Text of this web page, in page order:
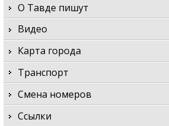
О Тавде пишут
Видео
Карта города
Транспорт
Смена номеров
Ссылки